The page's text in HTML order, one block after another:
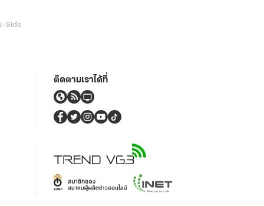
Side
ติดตามเราได้ที่